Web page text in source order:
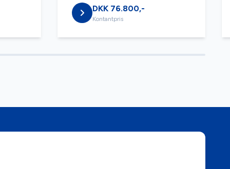
DKK 76.800,-
Kontantpris